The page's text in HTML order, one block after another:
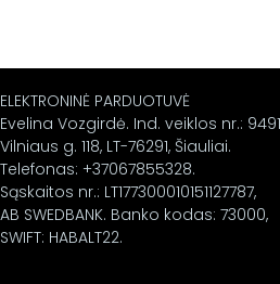
ELEKTRONINĖ PARDUOTUVĖ
Evelina Vozgirdė. Ind. veiklos nr.:
Vilniaus g. 118, LT-76291, Šiauliai.
Telefonas: +37067855328.
Sąskaitos nr.: LT177300010151127787,
AB SWEDBANK. Banko kodas: 73000,
SWIFT: HABALT22.